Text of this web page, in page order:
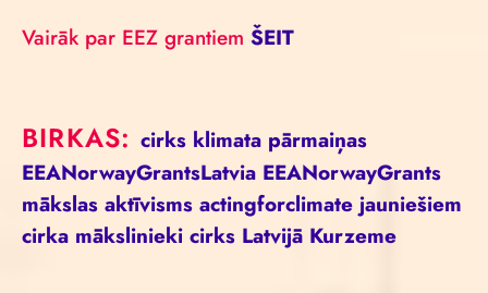
Vairāk par EEZ grantiem ŠEIT
BIRKAS: cirks klimata pārmaiņas
EEANorwayGrantsLatvia EEANorwayGrants
mākslas aktīvisms actingforclimate jauniešiem
cirka mākslinieki cirks Latvijā Kurzeme